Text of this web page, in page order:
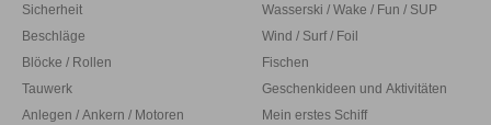
Sicherheit
Beschläge
Blöcke / Rollen
Tauwerk
Anlegen / Ankern / Motoren
Wasserski / Wake / Fun / SUP
Wind / Surf / Foil
Fischen
Geschenkideen und Aktivitäten
Mein erstes Schiff